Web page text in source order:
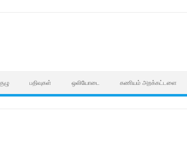
பதிவுகள் ஒலியோடை கணியம் அறக்கட்டளை